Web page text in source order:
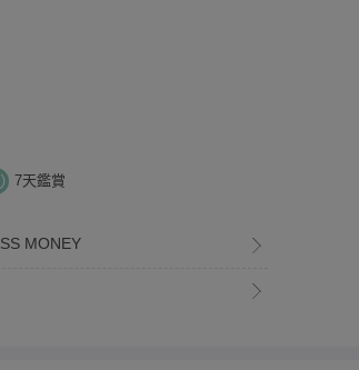
7天鑑賞
MONEY